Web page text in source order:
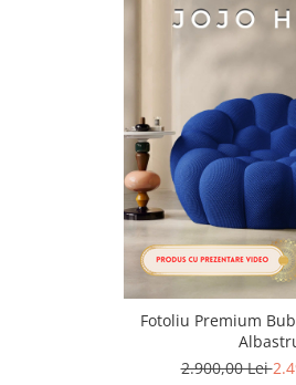
Lenjerii De Pat, Finet Premium, 1
Lenjerii De Pat, Imprimeu 3D, 1
Fotoliu Premium
2.900,00 Lei